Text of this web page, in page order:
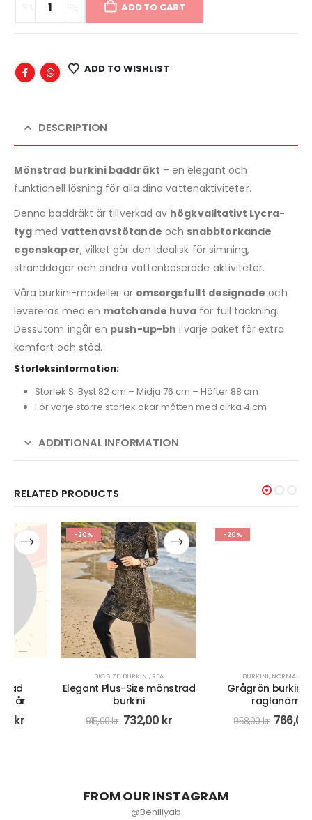
ADD TO CART
ADD TO WISHLIST
DESCRIPTION
Mönstrad burkini baddräkt – en elegant och
funktionell lösning för alla dina vattenaktiviteter.
Denna baddräkt är tillverkad av högkvalitativt Lycra-
tyg med vattenavstötande och snabbtorkande
egenskaper, vilket gör den idealisk för simning,
stranddagar och andra vattenbaserade aktiviteter.
Våra burkini-modeller är omsorgsfullt designade och
levereras med en matchande huva för full täckning.
Dessutom ingår en push-up-bh i varje paket för extra
komfort och stöd.
Storleksinformation:
Storlek S: Byst 82 cm – Midja 76 cm – Höfter 88 cm
För varje större storlek ökar måtten med cirka 4 cm
ADDITIONAL INFORMATION
RELATED PRODUCTS
-20%
BURKINI,REA
Elegant Plus-Size mönstrad
732,00kr
-20%
NORMAL SIZE
Grågrön burkini med
raglanärm
766,00kr
FROM OUR INSTAGRAM
@Benillyab